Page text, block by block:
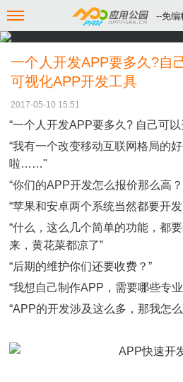
--免编
一个人开发APP要多久?自
可视化APP开发工具
2017-05-10 15:51
“一个人开发APP要多久? 自己可
“我有一个改变移动互联网格局的
啦……"
“你们的APP开发怎么报价那么高
“苹果和安卓两个系统当然都要开
“什么，这么几个简单的功能，都
来，黄花菜都凉了”
“后期的维护你们还要收费？”
“我想自己制作APP，需要哪些专
“APP的开发涉及这么多，那我怎